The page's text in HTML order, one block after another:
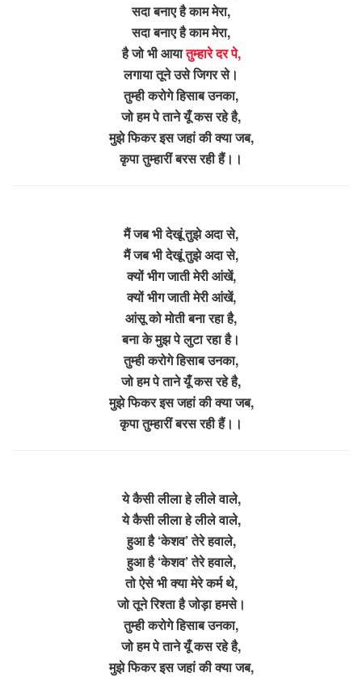
सदा बनाए है काम मेरा,
सदा बनाए है काम मेरा,
है जो भी आयातुम्हारे दर पे,
लगाया तूने उसे जिगर से।
तुम्ही करोगे हिसाब उनका,
जो हम पे ताने यूँ कस रहे है,
मुझे फिकर इस जहां की क्या जब,
कृपा तुम्हारीं बरस रही हैं।।
मैं जब भी देखूं तुझे अदा से,
मैं जब भी देखूं तुझे अदा से,
क्यों भीग जाती मेरी आंखें,
क्यों भीग जाती मेरी आंखें,
आंसू को मोती बना रहा है,
बना के मुझ पे लुटा रहा है।
तुम्ही करोगे हिसाब उनका,
जो हम पे ताने यूँ कस रहे है,
मुझे फिकर इस जहां की क्या जब,
कृपा तुम्हारीं बरस रही हैं।।
ये कैसी लीला हे लीले वाले,
ये कैसी लीला हे लीले वाले,
हुआ है ‘केशव’ तेरे हवाले,
हुआ है ‘केशव’ तेरे हवाले,
तो ऐसे भी क्या मेरे कर्म थे,
जो तूने रिश्ता है जोड़ा हमसे।
तुम्ही करोगे हिसाब उनका,
जो हम पे ताने यूँ कस रहे है,
मुझे फिकर इस जहां की क्या जब,